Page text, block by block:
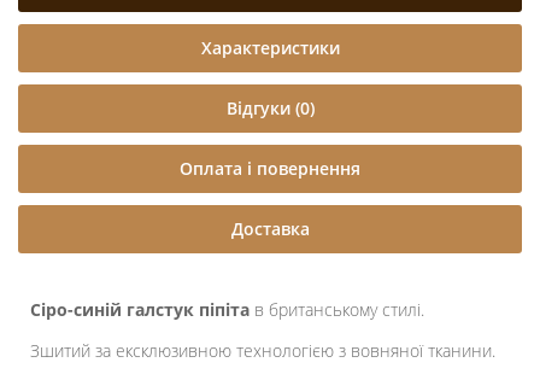
Характеристики
Відгуки (0)
Оплата і повернення
Доставка
Сіро-синій галстук піпіта в британському стилі.
Зшитий за ексклюзивною технологією з вовняної тканини.